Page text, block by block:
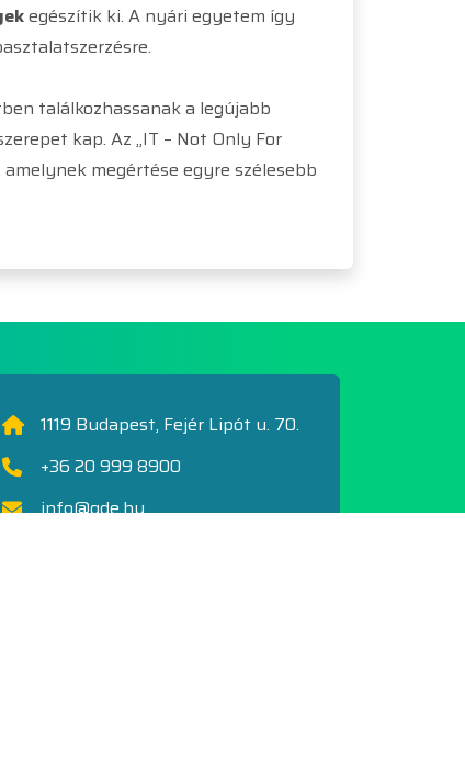
egészítik ki. A nyári egyetem így
találkozhassanak a legújabb
kap. Az „IT – Not Only For
megértése egyre szélesebb
1119 Budapest, Fejér Lipót u. 70.
+36 20 999 8900
info@gde.hu